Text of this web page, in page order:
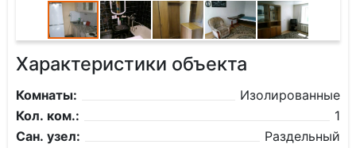
Характеристики объекта
Комнаты:
Изолированные
Кол. ком.:
1
Сан. узел:
Раздельный